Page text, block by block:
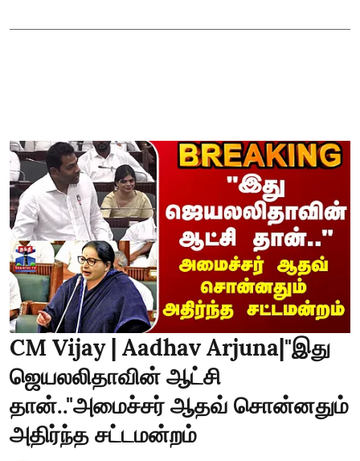
CM Vijay | Aadhav Arjuna|"இது
ஜெயலலிதாவின் ஆட்சி
தான்.."அமைச்சர் ஆதவ் சொன்னதும்
அதிர்ந்த சட்டமன்றம்